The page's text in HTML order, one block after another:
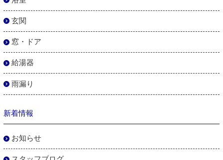
玄関
窓・ドア
給湯器
雨漏り
新着情報
お知らせ